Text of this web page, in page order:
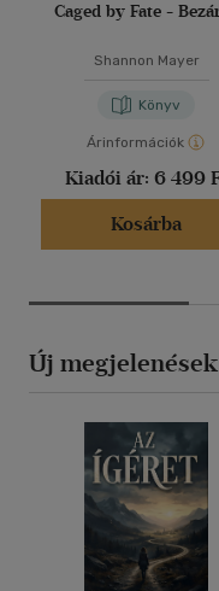
Caged by Fate -
Shannon Mayer
Könyv
Árinformációk
Kiadói ár: 6 499
Kosárba
Új megjelenések